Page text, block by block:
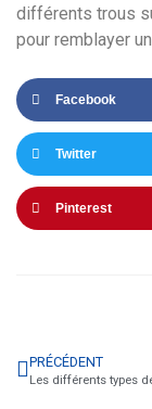
différents trous
pour remblayer
Facebook
Twitter
Pinterest
PRÉCÉDENT